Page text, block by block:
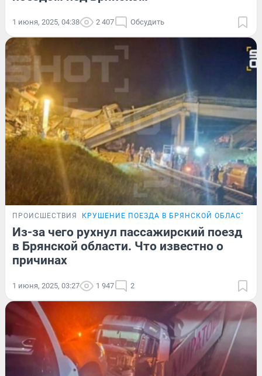
1 июня, 2025, 04:38 2 407 Обсудить
ПРОИСШЕСТВИЯ КРУШЕНИЕ ПОЕЗДА В БРЯНСКОЙ ОБЛАСТИ
Из-за чего рухнул пассажирский поезд
в Брянской области. Что известно о
причинах
1 июня, 2025, 03:27 1 947 2